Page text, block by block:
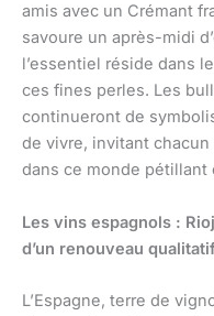
amis avec un Crémant
savoure un après-midi
l’essentiel réside dans
ces fines perles. Les
continueront de
de vivre, invitant
dans ce monde
Les vins espagnols :
d’un renouveau
L’Espagne, terre de